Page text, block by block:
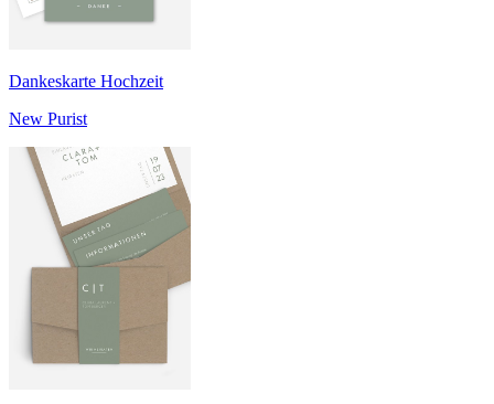
Dankeskarte Hochzeit
New Purist